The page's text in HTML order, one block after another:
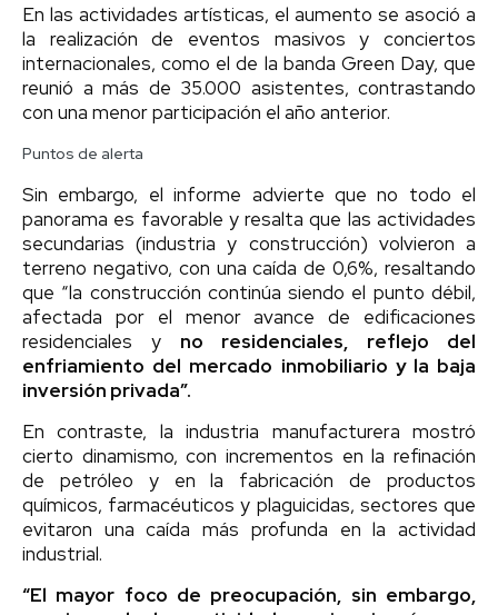
En las actividades artísticas, el aumento se asoció a
la realización de eventos masivos y conciertos
internacionales, como el de la banda Green Day, que
reunió a más de 35.000 asistentes, contrastando
con una menor participación el año anterior.
Puntos de alerta
Sin embargo, el informe advierte que no todo el
panorama es favorable y resalta que las actividades
secundarias (industria y construcción) volvieron a
terreno negativo, con una caída de 0,6%, resaltando
que “la construcción continúa siendo el punto débil,
afectada por el menor avance de edificaciones
residenciales y no residenciales, reflejo del
enfriamiento del mercado inmobiliario y la baja
inversión privada”.
En contraste, la industria manufacturera mostró
cierto dinamismo, con incrementos en la refinación
de petróleo y en la fabricación de productos
químicos, farmacéuticos y plaguicidas, sectores que
evitaron una caída más profunda en la actividad
industrial.
“El mayor foco de preocupación, sin embargo,